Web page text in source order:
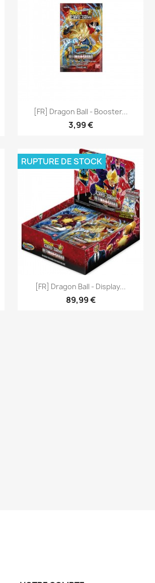
[FR] Dragon Ball - Booster...
3,99 €
Aperçu rapide
[FR] Dragon Ball - Display...
89,99 €
RUPTURE DE STOCK
Aperçu rapide